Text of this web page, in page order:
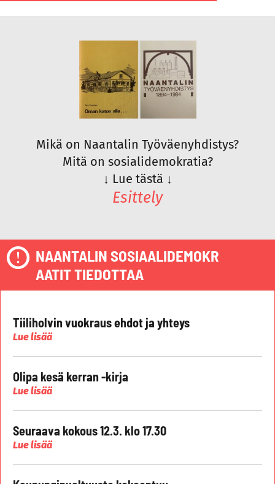
Mikä on Naantalin Työväenyhdistys?
Mitä on sosialidemokratia?
↓ Lue tästä ↓
Esittely
NAANTALIN SOSIAALIDEMOKR
AATIT TIEDOTTAA
Tiiliholvin vuokraus ehdot ja yhteys
Lue lisää
Olipa kesä kerran -kirja
Lue lisää
Seuraava kokous 12.3. klo 17.30
Lue lisää